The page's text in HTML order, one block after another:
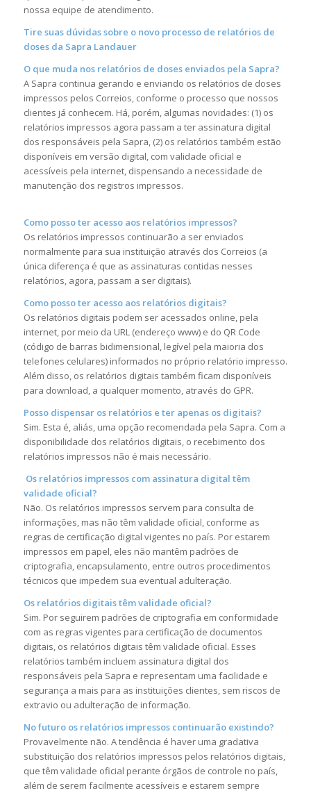
nossa equipe de atendimento.
Tire suas dúvidas sobre o novo processo de relatórios de
doses da Sapra Landauer
O que muda nos relatórios de doses enviados pela Sapra?
A Sapra continua gerando e enviando os relatórios de doses
impressos pelos Correios, conforme o processo que nossos
clientes já conhecem. Há, porém, algumas novidades: (1) os
relatórios impressos agora passam a ter assinatura digital
dos responsáveis pela Sapra, (2) os relatórios também estão
disponíveis em versão digital, com validade oficial e
acessíveis pela internet, dispensando a necessidade de
manutenção dos registros impressos.
Como posso ter acesso aos relatórios impressos?
Os relatórios impressos continuarão a ser enviados
normalmente para sua instituição através dos Correios (a
única diferença é que as assinaturas contidas nesses
relatórios, agora, passam a ser digitais).
Como posso ter acesso aos relatórios digitais?
Os relatórios digitais podem ser acessados online, pela
internet, por meio da URL (endereço www) e do QR Code
(código de barras bidimensional, legível pela maioria dos
telefones celulares) informados no próprio relatório impresso.
Além disso, os relatórios digitais também ficam disponíveis
para download, a qualquer momento, através do GPR.
Posso dispensar os relatórios e ter apenas os digitais?
Sim. Esta é, aliás, uma opção recomendada pela Sapra. Com a
disponibilidade dos relatórios digitais, o recebimento dos
relatórios impressos não é mais necessário.
Os relatórios impressos com assinatura digital têm
validade oficial?
Não. Os relatórios impressos servem para consulta de
informações, mas não têm validade oficial, conforme as
regras de certificação digital vigentes no país. Por estarem
impressos em papel, eles não mantêm padrões de
criptografia, encapsulamento, entre outros procedimentos
técnicos que impedem sua eventual adulteração.
Os relatórios digitais têm validade oficial?
Sim. Por seguirem padrões de criptografia em conformidade
com as regras vigentes para certificação de documentos
digitais, os relatórios digitais têm validade oficial. Esses
relatórios também incluem assinatura digital dos
responsáveis pela Sapra e representam uma facilidade e
segurança a mais para as instituições clientes, sem riscos de
extravio ou adulteração de informação.
No futuro os relatórios impressos continuarão existindo?
Provavelmente não. A tendência é haver uma gradativa
substituição dos relatórios impressos pelos relatórios digitais,
que têm validade oficial perante órgãos de controle no país,
além de serem facilmente acessíveis e estarem sempre